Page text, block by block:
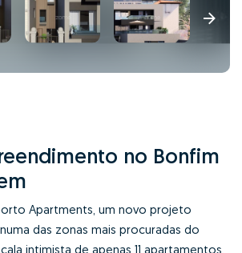
no Bonfim
Apartments, um novo projeto
das zonas mais procuradas do